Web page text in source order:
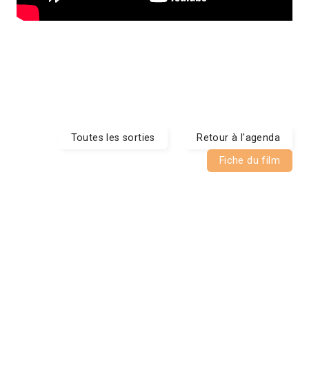
Toutes les sorties
Retour à l'agenda
Fiche du film